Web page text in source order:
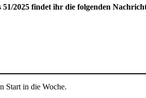
2025 findet ihr die folgenden
Start in die Woche.